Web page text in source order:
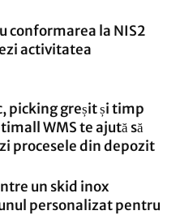
conformarea la NIS2
activitatea
picking greșit și timp
WMS te ajută să
procesele din depozit
un skid inox
personalizat pentru